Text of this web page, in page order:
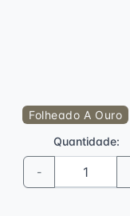
Folheado A Ouro
Quantidade:
-